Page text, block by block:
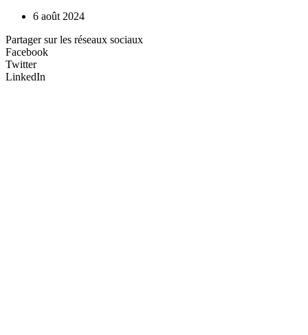
6 août 2024
Partager sur les réseaux sociaux
Facebook
Twitter
LinkedIn